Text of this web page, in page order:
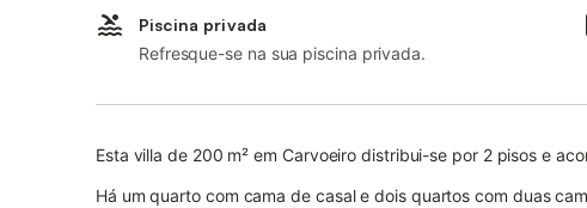
Piscina privada
Refresque-se na sua piscina privada.
Esta villa de 200 m² em Carvoeiro distribui-se por 2 pisos e
Há um quarto com cama de casal e dois quartos com duas